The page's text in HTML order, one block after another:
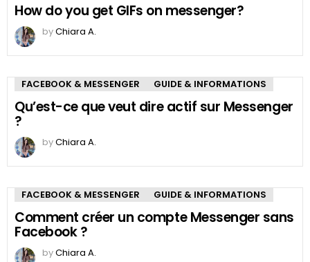
How do you get GIFs on messenger?
byChiara A.
FACEBOOK & MESSENGER GUIDE & INFORMATIONS
Qu’est-ce que veut dire actif sur Messenger
?
byChiara A.
FACEBOOK & MESSENGER GUIDE & INFORMATIONS
Comment créer un compte Messenger sans
Facebook ?
byChiara A.